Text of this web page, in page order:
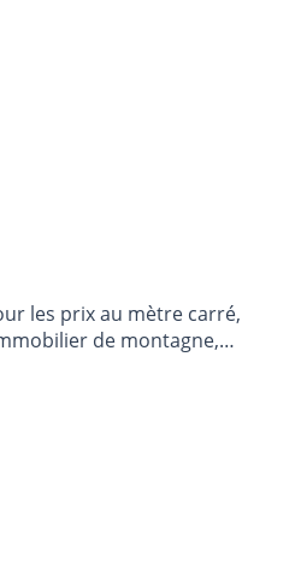
les prix au mètre carré,
de montagne,